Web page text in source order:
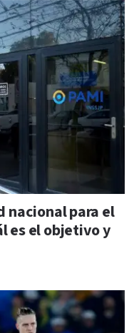
nacional para el
es el objetivo y